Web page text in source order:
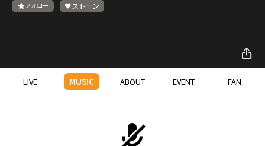
フォロー ストーン
LIVE MUSIC ABOUT EVENT FAN